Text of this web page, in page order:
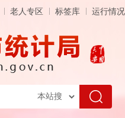
老人专区 标签库 运行情况